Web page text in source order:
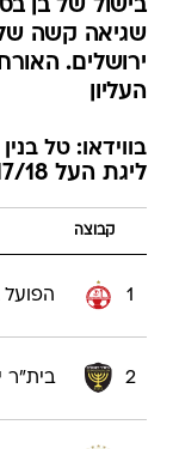
שגיאה קשה של
ירושלים.
העליון
בווידאו: טל
ליגת העל 2017/18
קבוצה
1
2 בית"ר